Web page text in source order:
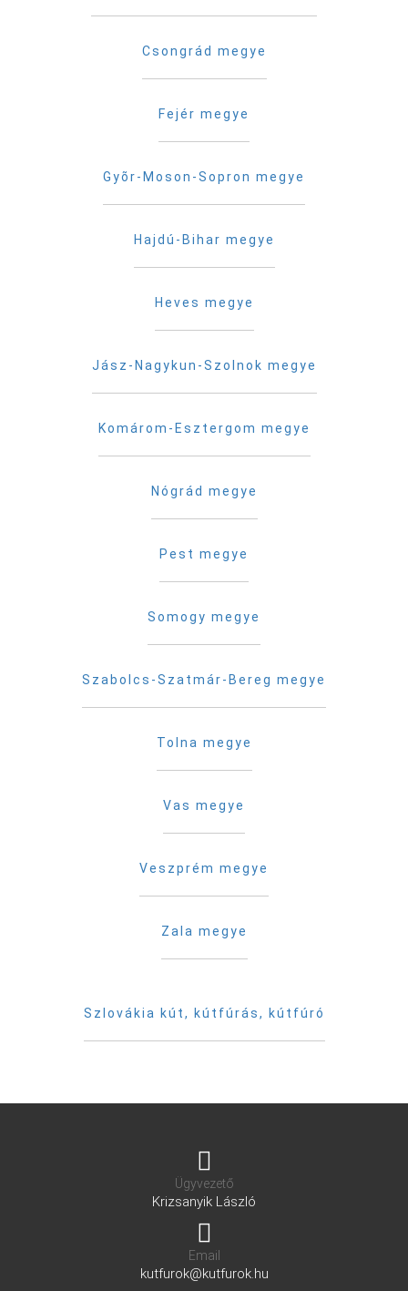
Csongrád megye
Fejér megye
Gyõr-Moson-Sopron megye
Hajdú-Bihar megye
Heves megye
Jász-Nagykun-Szolnok megye
Komárom-Esztergom megye
Nógrád megye
Pest megye
Somogy megye
Szabolcs-Szatmár-Bereg megye
Tolna megye
Vas megye
Veszprém megye
Zala megye
Szlovákia kút, kútfúrás, kútfúró
Ügyvezető
Krizsanyik László
Email
kutfurok@kutfurok.hu